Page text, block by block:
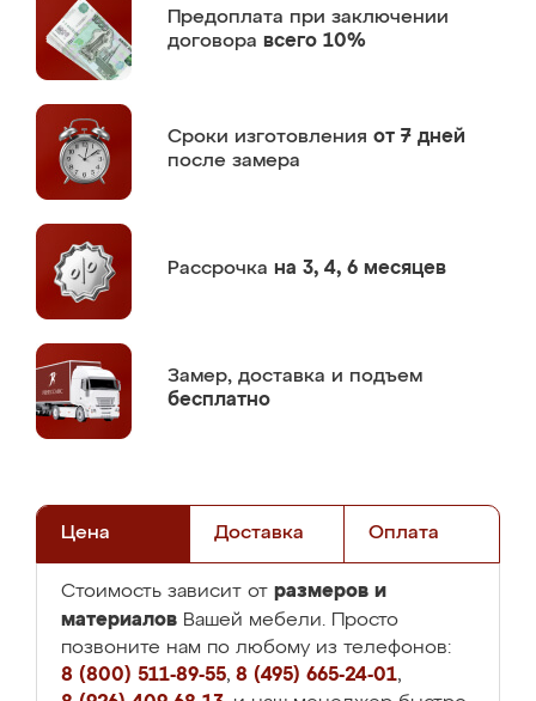
Предоплата при заключении
договора всего 10%
Сроки изготовления от 7 дней
после замера
Рассрочка на 3, 4, 6 месяцев
Замер, доставка и подъем
бесплатно
Цена Доставка Оплата
Стоимость зависит от размеров и
материалов Вашей мебели. Просто
позвоните нам по любому из телефонов:
8 (800) 511-89-55, 8 (495) 665-24-01,